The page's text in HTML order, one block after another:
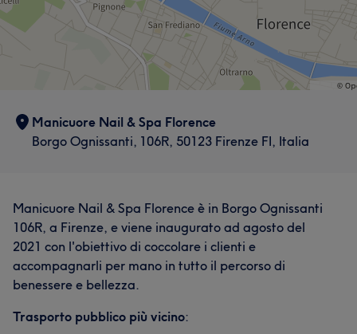
Manicuore Nail & Spa Florence
Borgo Ognissanti, 106R, 50123 Firenze FI, Italia
Manicuore Nail & Spa Florence è in Borgo Ognissanti
106R, a Firenze, e viene inaugurato ad agosto del
2021 con l'obiettivo di coccolare i clienti e
accompagnarli per mano in tutto il percorso di
benessere e bellezza.
Trasporto pubblico più vicino: